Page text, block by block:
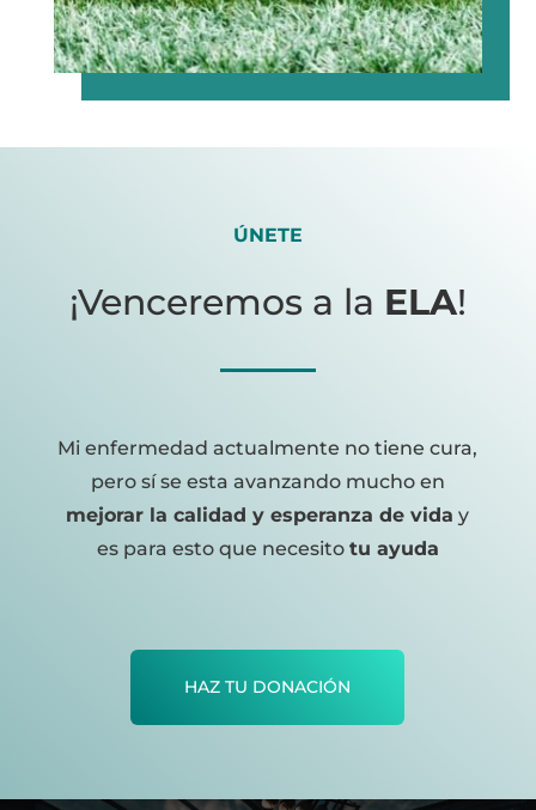
ÚNETE
¡Venceremos a la ELA!
Mi enfermedad actualmente no tiene cura,
pero sí se esta avanzando mucho en
mejorar la calidad y esperanza de vida y
es para esto que necesito tu ayuda
HAZ TU DONACIÓN